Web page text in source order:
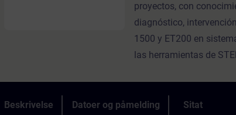
proyectos, con
diagnóstico,
1500 y ET200 en
las herramientas de
Beskrivelse Datoer og påmelding Sitat